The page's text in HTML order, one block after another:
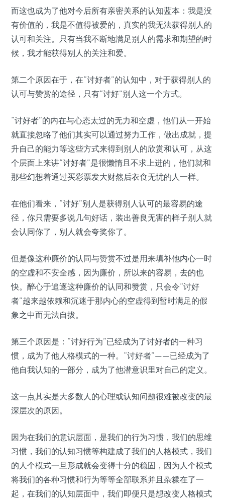
而这也成为了他对今后所有亲密关系的认知蓝本：我是没
有价值的，我是不值得被爱的，真实的我无法获得别人的
认可和关注。只有当我不断地满足别人的需求和期望的时
候，我才能获得别人的关注和爱。
第二个原因在于，在“讨好者”的认知中，对于获得别人的
认可与赞赏的途径，只有“讨好”别人这一个方式。
“讨好者”的内在与心态太过的无力和空虚，他们从一开始
就直接忽略了他们其实可以通过努力工作，做出成就，提
升自己的能力等这些方式来得到别人的欣赏和认可，从这
个层面上来讲“讨好者”是很懒惰且不求上进的，他们就和
那些幻想着通过买彩票发大财然后衣食无忧的人一样。
在他们看来，“讨好”别人是获得别人认可的最容易的途
径，你只需要多说几句好话，装出善良无害的样子别人就
会认同你了，别人就会夸奖你了。
但是像这种廉价的认同与赞赏不过是用来填补他内心一时
的空虚和不安全感，因为廉价，所以来的容易，去的也
快。醉心于追逐这种廉价的认同和赞赏，只会令“讨好
者”越来越依赖和沉迷于那内心的空虚得到暂时满足的假
象之中而无法自拔。
第三个原因是：“讨好行为”已经成为了讨好者的一种习
惯，成为了他人格模式的一种。“讨好者”——已经成为了
他自我认知的一部分，成为了他潜意识里对自己的定义。
这一点其实是大多数人的心理或认知问题很难被改变的最
深层次的原因。
因为在我们的意识层面，是我们的行为习惯，我们的思维
习惯，我们的认知习惯等构建成了我们的人格模式，我们
的人个模式一旦形成就会变得十分的稳固，因为人个模式
将我们的各种习惯和行为等等全部联系并且杂糅在了一
起，在我们的认知层面中，我们即便只是想改变人格模式